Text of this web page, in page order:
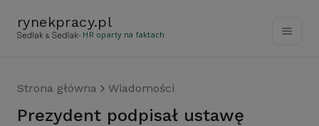
rynekpracy.pl
- HR oparty na faktach
Strona główna Wiadomości
Prezydent podpisał ustawę